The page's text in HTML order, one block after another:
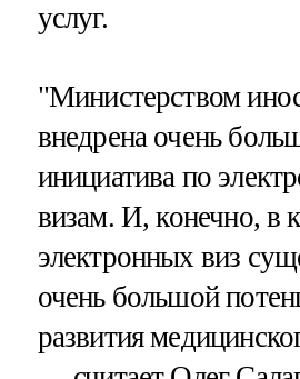
услуг.
"Министерством
внедрена очень
инициатива по
визам. И, конечно, в
электронных виз
очень большой
развития